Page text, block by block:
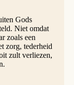
Gods
Niet omdat
zoals een
zorg, tederheid
zult verliezen,